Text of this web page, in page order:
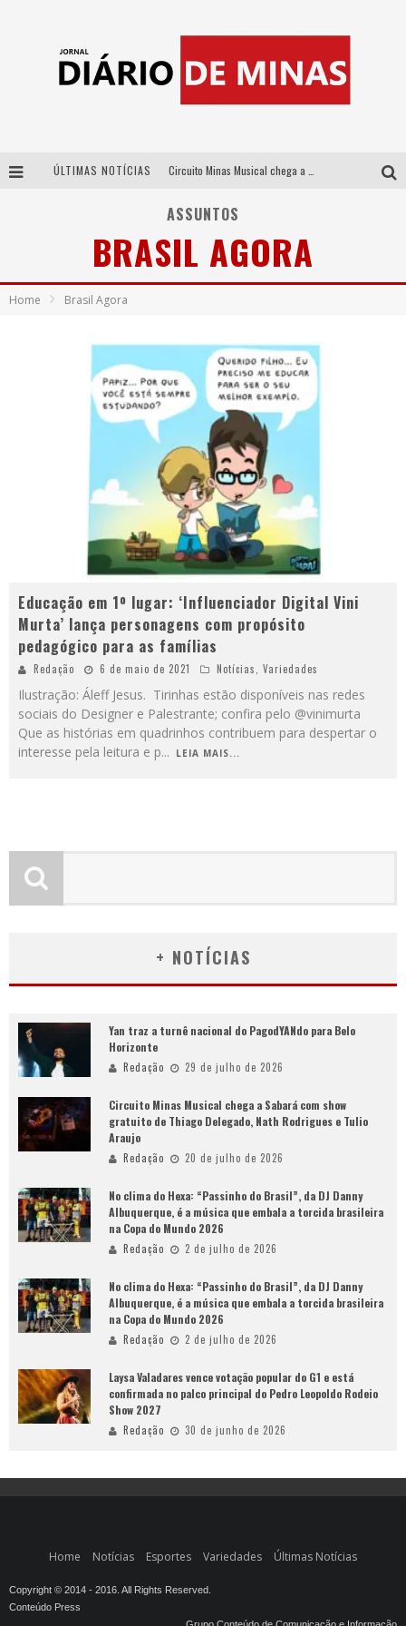
ÚLTIMAS NOTÍCIAS
Yan traz a turnê nacional do PagodYANdo para Belo Horizonte
ASSUNTOS
BRASIL AGORA
Home Brasil Agora
Educação em 1º lugar: ‘Influenciador Digital Vini
Murta’ lança personagens com propósito
pedagógico para as famílias
Redação 6 de maio de 2021 Notícias, Variedades
Ilustração: Áleff Jesus. Tirinhas estão disponíveis nas redes
sociais do Designer e Palestrante; confira pelo @vinimurta
Que as histórias em quadrinhos contribuem para despertar o
interesse pela leitura e p... LEIA MAIS...
+ NOTÍCIAS
Yan traz a turnê nacional do PagodYANdo para Belo
Horizonte
Redação 29 de julho de 2026
Circuito Minas Musical chega a Sabará com show
gratuito de Thiago Delegado, Nath Rodrigues e Tulio
Araujo
Redação 20 de julho de 2026
No clima do Hexa: “Passinho do Brasil”, da DJ Danny
Albuquerque, é a música que embala a torcida brasileira
na Copa do Mundo 2026
Redação 2 de julho de 2026
No clima do Hexa: “Passinho do Brasil”, da DJ Danny
Albuquerque, é a música que embala a torcida brasileira
na Copa do Mundo 2026
Redação 2 de julho de 2026
Laysa Valadares vence votação popular do G1 e está
confirmada no palco principal do Pedro Leopoldo Rodeio
Show 2027
Redação 30 de junho de 2026
Home Notícias Esportes Variedades Últimas Notícias
Copyright © 2014 - 2016. All Rights Reserved.
Conteúdo Press